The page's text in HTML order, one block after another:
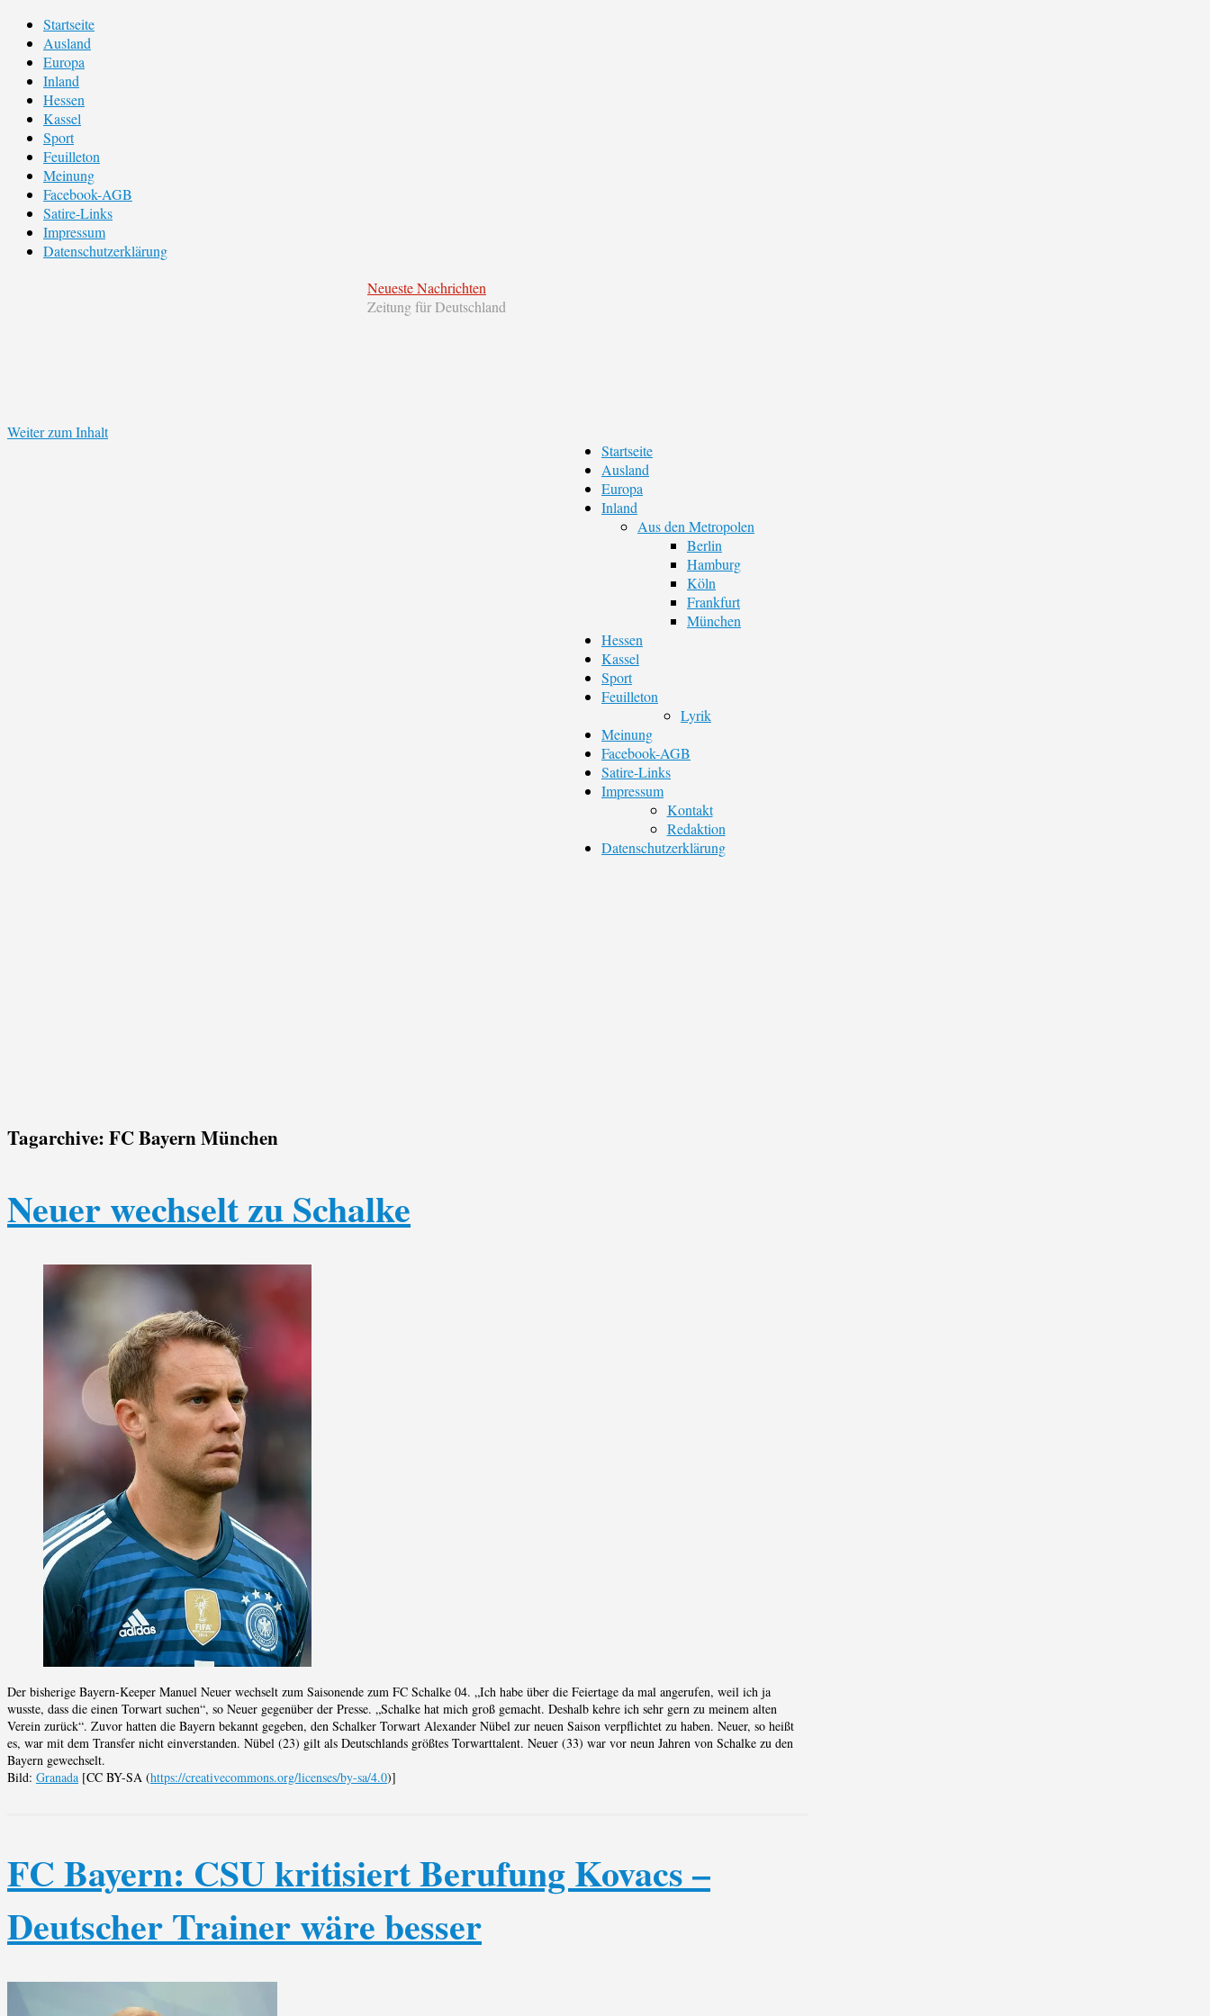
Startseite
Ausland
Europa
Inland
Hessen
Kassel
Sport
Feuilleton
Meinung
Facebook-AGB
Satire-Links
Impressum
Datenschutzerklärung
Neueste Nachrichten
Zeitung für Deutschland
Weiter zum Inhalt
Startseite
Ausland
Europa
Inland
Aus den Metropolen
Berlin
Hamburg
Köln
Frankfurt
München
Hessen
Kassel
Sport
Feuilleton
Lyrik
Meinung
Facebook-AGB
Satire-Links
Impressum
Kontakt
Redaktion
Datenschutzerklärung
Tagarchive: FC Bayern München
Neuer wechselt zu Schalke
Der bisherige Bayern-Keeper Manuel Neuer wechselt zum Saisonende zum FC Schalke 04. „Ich habe über die Feiertage da mal angerufen, weil ich ja
wusste, dass die einen Torwart suchen“, so Neuer gegenüber der Presse. „Schalke hat mich groß gemacht. Deshalb kehre ich sehr gern zu meinem alten
Verein zurück“. Zuvor hatten die Bayern bekannt gegeben, den Schalker Torwart Alexander Nübel zur neuen Saison verpflichtet zu haben. Neuer, so heißt
es, war mit dem Transfer nicht einverstanden. Nübel (23) gilt als Deutschlands größtes Torwarttalent. Neuer (33) war vor neun Jahren von Schalke zu den
Bayern gewechselt.
Bild: Granada [CC BY-SA (https://creativecommons.org/licenses/by-sa/4.0)]
FC Bayern: CSU kritisiert Berufung Kovacs –
Deutscher Trainer wäre besser